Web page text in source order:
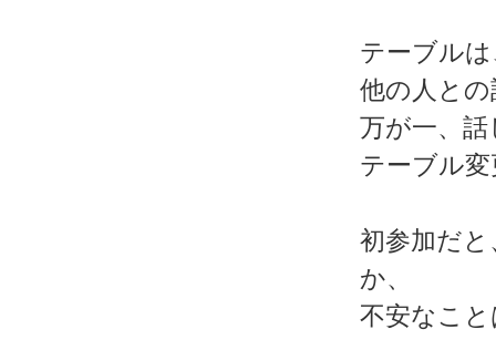
テーブル
他の人と
万が一、
テーブル
初参加だ
か、
不安なこ